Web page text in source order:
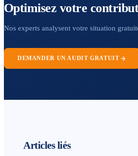
Optimisez votre
Nos experts analysent votre situation
DEMANDER UN AUDIT GRATUIT
Articles liés